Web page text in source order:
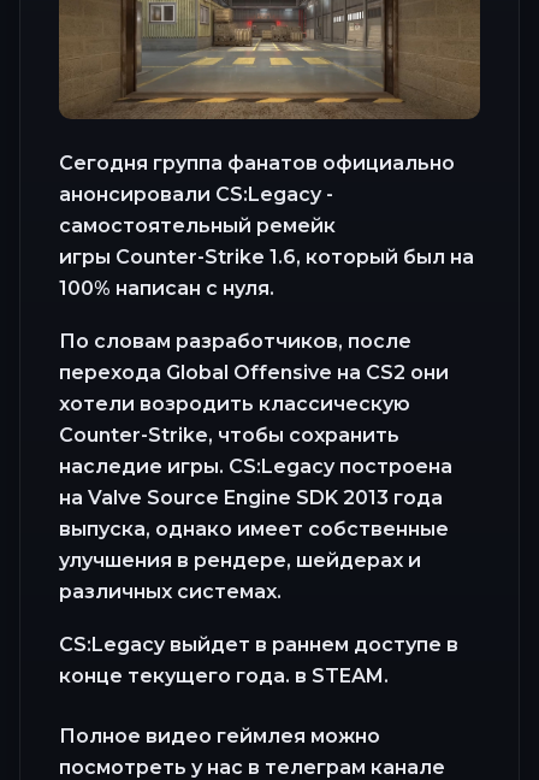
Сегодня группа фанатов официально
анонсировали CS:Legacy -
самостоятельный ремейк
игры Counter-Strike 1.6, который был на
100% написан с нуля.
По словам разработчиков, после
перехода Global Offensive на CS2 они
хотели возродить классическую
Counter-Strike, чтобы сохранить
наследие игры. CS:Legacy построена
на Valve Source Engine SDK 2013 года
выпуска, однако имеет собственные
улучшения в рендере, шейдерах и
различных системах.
CS:Legacy выйдет в раннем доступе в
конце текущего года. в STEAM.
Полное видео геймлея можно
посмотреть у нас в телеграм канале